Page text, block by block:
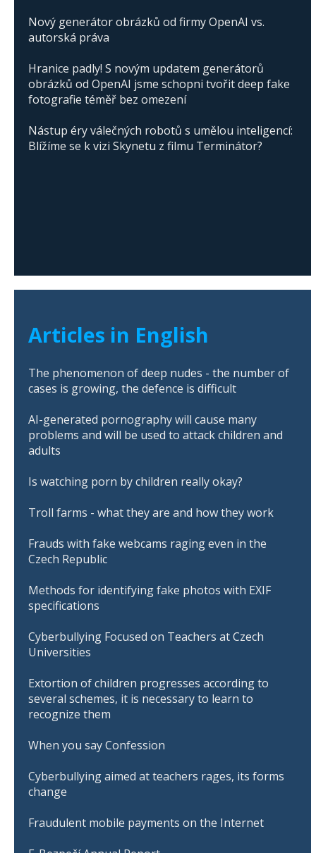
Nový generátor obrázků od firmy OpenAI vs.
autorská práva
Hranice padly! S novým updatem generátorů
obrázků od OpenAI jsme schopni tvořit deep fake
fotografie téměř bez omezení
Nástup éry válečných robotů s umělou inteligencí:
Blížíme se k vizi Skynetu z filmu Terminátor?
Articles in English
The phenomenon of deep nudes - the number of
cases is growing, the defence is difficult
AI-generated pornography will cause many
problems and will be used to attack children and
adults
Is watching porn by children really okay?
Troll farms - what they are and how they work
Frauds with fake webcams raging even in the
Czech Republic
Methods for identifying fake photos with EXIF
specifications
Cyberbullying Focused on Teachers at Czech
Universities
Extortion of children progresses according to
several schemes, it is necessary to learn to
recognize them
When you say Confession
Cyberbullying aimed at teachers rages, its forms
change
Fraudulent mobile payments on the Internet